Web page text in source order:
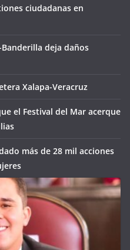
ciudadanas en
deja daños
Xalapa-Veracruz
el Festival del Mar acerque
más de 28 mil acciones